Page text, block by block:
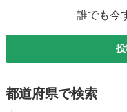
誰でも今
都道府県で検索